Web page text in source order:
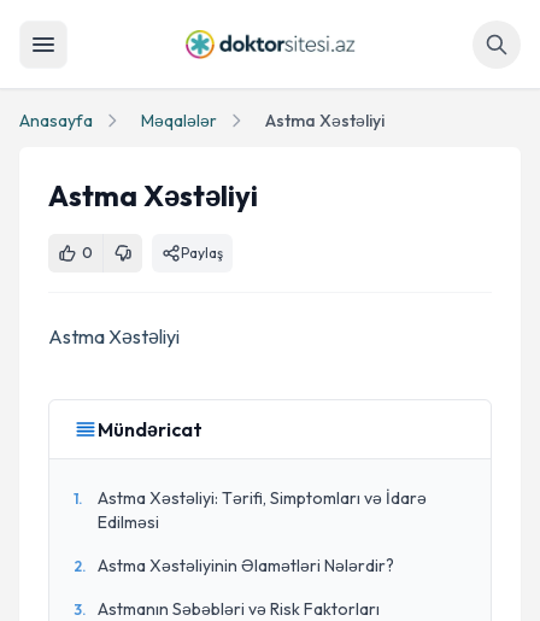
Anasayfa Məqalələr Astma Xəstəliyi
Astma Xəstəliyi
0 Paylaş
Astma Xəstəliyi
Mündəricat
1.
Astma Xəstəliyi: Tərifi, Simptomları və İdarə
Edilməsi
2. Astma Xəstəliyinin Əlamətləri Nələrdir?
3. Astmanın Səbəbləri və Risk Faktorları